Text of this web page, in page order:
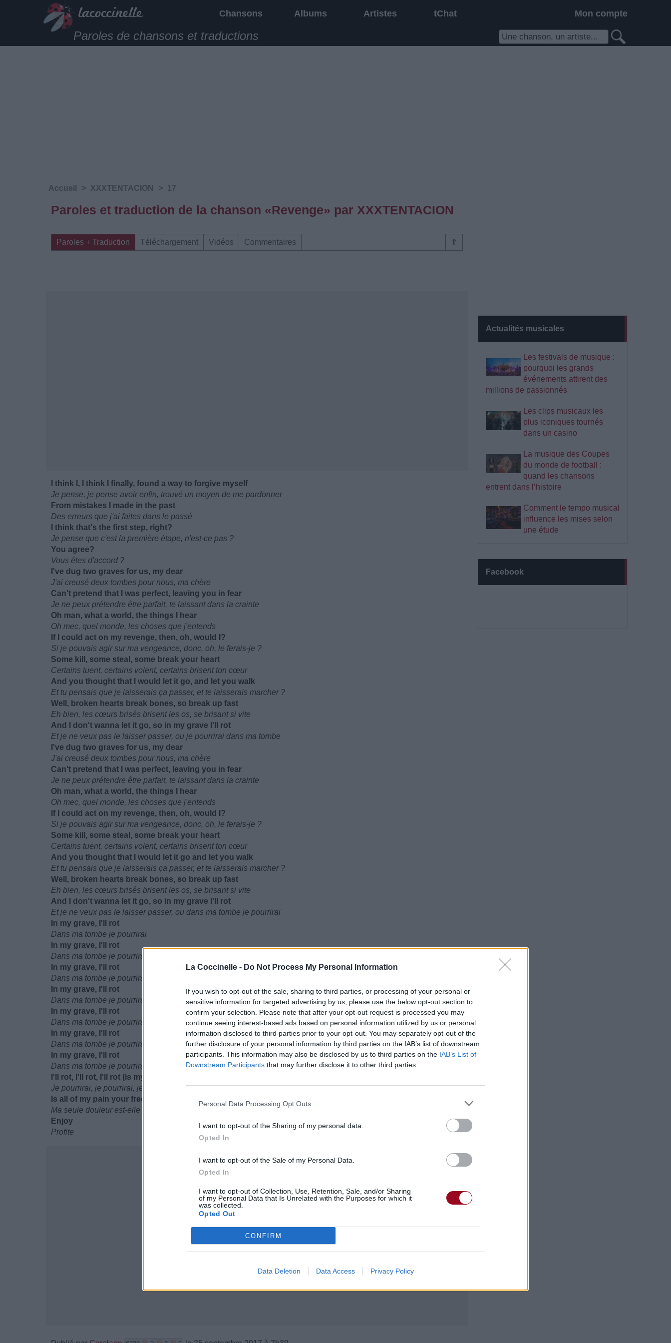
La Coccinelle - Do Not Process My Personal Information
If you wish to opt-out of the sale, sharing to third parties, or processing of your personal or
sensitive information for targeted advertising by us, please use the below opt-out section to
confirm your selection. Please note that after your opt-out request is processed you may
continue seeing interest-based ads based on personal information utilized by us or personal
information disclosed to third parties prior to your opt-out. You may separately opt-out of the
further disclosure of your personal information by third parties on the IAB’s list of downstream
participants. This information may also be disclosed by us to third parties on the IAB’s List of
Downstream Participants that may further disclose it to other third parties.
Personal Data Processing Opt Outs
I want to opt-out of the Sharing of my personal data.
Opted In
I want to opt-out of the Sale of my Personal Data.
Opted In
I want to opt-out of Collection, Use, Retention, Sale, and/or Sharing
of my Personal Data that Is Unrelated with the Purposes for which it
was collected.
Opted Out
CONFIRM
Data Deletion Data Access Privacy Policy
Chansons Albums Artistes tChat Mon compte
Paroles de chansons et traductions
Actualités musicales
Les festivals de musique :
pourquoi les grands
événements attirent des
millions de passionnés
Les clips musicaux les
plus iconiques tournés
dans un casino
La musique des Coupes
du monde de football :
quand les chansons
entrent dans l’histoire
Comment le tempo musical
influence les mises selon
une étude
Facebook
Accueil > XXXTENTACION > 17
Paroles et traduction de la chanson «Revenge» par XXXTENTACION
⇑
Paroles + Traduction Téléchargement Vidéos Commentaires
I think I, I think I finally, found a way to forgive myself
Je pense, je pense avoir enfin, trouvé un moyen de me pardonner
From mistakes I made in the past
Des erreurs que j'ai faites dans le passé
I think that's the first step, right?
Je pense que c'est la première étape, n'est-ce pas ?
You agree?
Vous êtes d'accord ?
I've dug two graves for us, my dear
J'ai creusé deux tombes pour nous, ma chère
Can't pretend that I was perfect, leaving you in fear
Je ne peux prétendre être parfait, te laissant dans la crainte
Oh man, what a world, the things I hear
Oh mec, quel monde, les choses que j'entends
If I could act on my revenge, then, oh, would I?
Si je pouvais agir sur ma vengeance, donc, oh, le ferais-je ?
Some kill, some steal, some break your heart
Certains tuent, certains volent, certains brisent ton cœur
And you thought that I would let it go, and let you walk
Et tu pensais que je laisserais ça passer, et te laisserais marcher ?
Well, broken hearts break bones, so break up fast
Eh bien, les cœurs brisés brisent les os, se brisant si vite
And I don't wanna let it go, so in my grave I'll rot
Et je ne veux pas le laisser passer, ou je pourrirai dans ma tombe
I've dug two graves for us, my dear
J'ai creusé deux tombes pour nous, ma chère
Can't pretend that I was perfect, leaving you in fear
Je ne peux prétendre être parfait, te laissant dans la crainte
Oh man, what a world, the things I hear
Oh mec, quel monde, les choses que j'entends
If I could act on my revenge, then, oh, would I?
Si je pouvais agir sur ma vengeance, donc, oh, le ferais-je ?
Some kill, some steal, some break your heart
Certains tuent, certains volent, certains brisent ton cœur
And you thought that I would let it go and let you walk
Et tu pensais que je laisserais ça passer, et te laisserais marcher ?
Well, broken hearts break bones, so break up fast
Eh bien, les cœurs brisés brisent les os, se brisant si vite
And I don't wanna let it go, so in my grave I'll rot
Et je ne veux pas le laisser passer, ou dans ma tombe je pourrirai
In my grave, I'll rot
Dans ma tombe je pourrirai
In my grave, I'll rot
Dans ma tombe je pourrirai
In my grave, I'll rot
Dans ma tombe je pourrirai
In my grave, I'll rot
Dans ma tombe je pourrirai
In my grave, I'll rot
Dans ma tombe je pourrirai
In my grave, I'll rot
Dans ma tombe je pourrirai
In my grave, I'll rot
Dans ma tombe je pourrirai
I'll rot, I'll rot, I'll rot (is my pain your freedom?)
Je pourrirai, je pourrirai, je pourrirai (ma douleur est-elle ta liberté ?)
Is all of my pain your freedom?
Ma seule douleur est-elle ta liberté ?
Enjoy
Profite